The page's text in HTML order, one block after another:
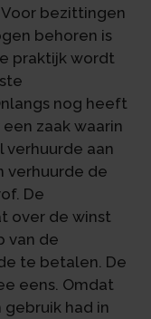
bezittingen
behoren is
praktijk wordt
nog heeft
zaak waarin
aan
verhuurde de
De
over de winst
van de
te betalen. De
eens. Omdat
had in